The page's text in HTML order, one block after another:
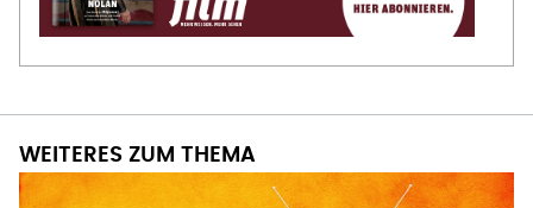
WEITERES ZUM THEMA